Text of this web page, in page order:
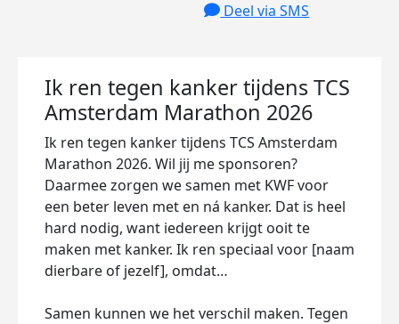
Deel via SMS
Ik ren tegen kanker tijdens TCS
Amsterdam Marathon 2026
Ik ren tegen kanker tijdens TCS Amsterdam
Marathon 2026. Wil jij me sponsoren?
Daarmee zorgen we samen met KWF voor
een beter leven met en ná kanker. Dat is heel
hard nodig, want iedereen krijgt ooit te
maken met kanker. Ik ren speciaal voor [naam
dierbare of jezelf], omdat…
Samen kunnen we het verschil maken. Tegen